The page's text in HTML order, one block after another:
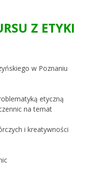
Z ETYKI
w Poznaniu
etyczną
na temat
i kreatywności